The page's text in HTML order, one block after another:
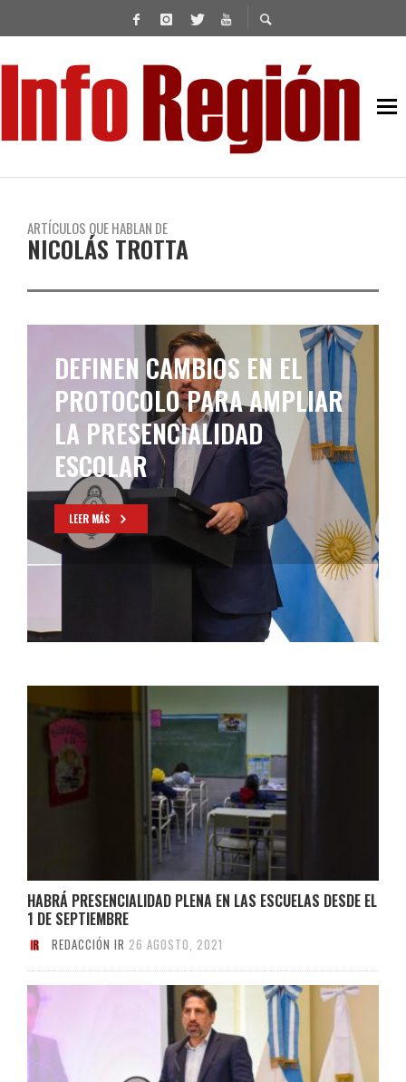
ARTÍCULOS QUE HABLAN DE
NICOLÁS TROTTA
EL CONSEJO FEDERAL DE
EDUCACIÓN ANALIZARÁ
INTENSIFICAR LA
PRESENCIALIDAD ESCOLAR
LEER MÁS
HABRÁ PRESENCIALIDAD PLENA EN LAS ESCUELAS DESDE EL
1 DE SEPTIEMBRE
REDACCIÓN IR 26 AGOSTO, 2021